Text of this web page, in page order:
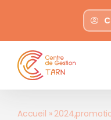
contenu
Accueil »